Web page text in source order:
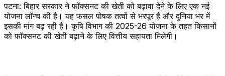
पटना: बिहार सरकार ने फॉक्सनट की खेती को बढ़ावा देने के लिए एक नई
योजना लॉन्च की है। यह फसल पोषक तत्वों से भरपूर है और दुनिया भर में
इसकी मांग बढ़ रही है। कृषि विभाग की 2025-26 योजना के तहत किसानों
को फॉक्सनट की खेती बढ़ाने के लिए वित्तीय सहायता मिलेगी।